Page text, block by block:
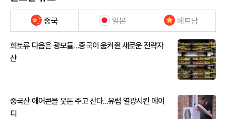
중국 일본 베트남
희토류 다음은 광모듈…중국이 움켜쥔 새로운 전략자
산
중국산 에어콘을 웃돈 주고 산다...유럽 열광시킨 메이
디